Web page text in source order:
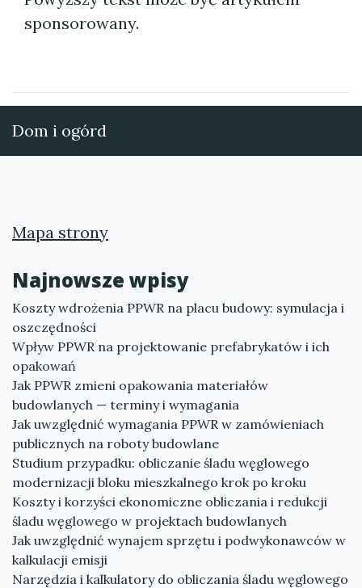
sponsorowany.
Dom i ogórd
Mapa strony
Najnowsze wpisy
Koszty wdrożenia PPWR na placu budowy: symulacja i
oszczędności
Wpływ PPWR na projektowanie prefabrykatów i ich
opakowań
Jak PPWR zmieni opakowania materiałów
budowlanych — terminy i wymagania
Jak uwzględnić wymagania PPWR w zamówieniach
publicznych na roboty budowlane
Studium przypadku: obliczanie śladu węglowego
modernizacji bloku mieszkalnego krok po kroku
Koszty i korzyści ekonomiczne obliczania i redukcji
śladu węglowego w projektach budowlanych
Jak uwzględnić wynajem sprzętu i podwykonawców w
kalkulacji emisji
Narzędzia i kalkulatory do obliczania śladu węglowego